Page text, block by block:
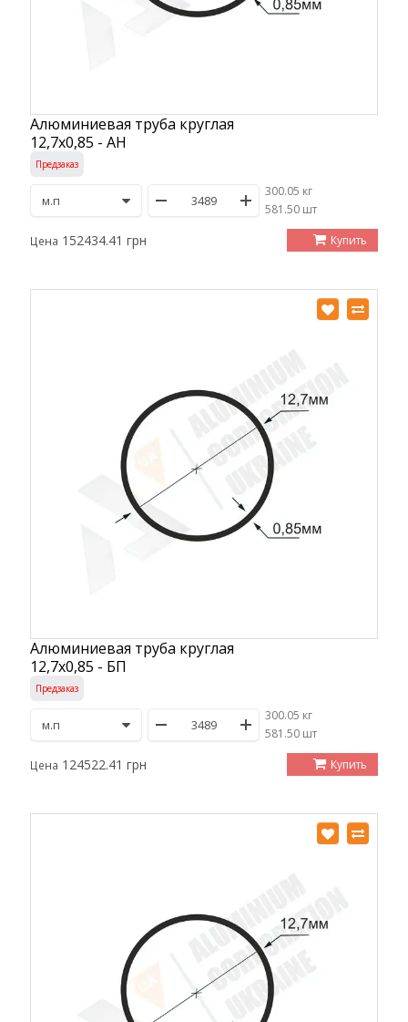
Алюминиевая труба круглая
12,7х0,85 - АН
Предзаказ
300.05 кг
/581.50 шт
Цена 152434.41 грн Купить
Алюминиевая труба круглая
12,7х0,85 - БП
Предзаказ
300.05 кг
/581.50 шт
Цена 124522.41 грн Купить